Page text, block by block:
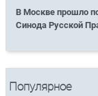
В Москве прошло
Синода Русской
Популярное